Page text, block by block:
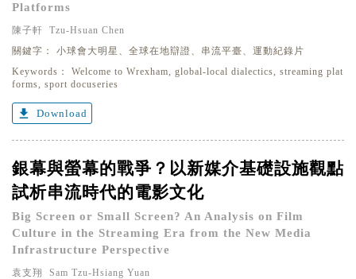
Platforms
陳子軒 Tzu-Hsuan Chen
關鍵字：
小球會大明星、全球在地辯證、串流平臺、運動紀錄片
Keywords：
Welcome to Wrexham, global-local dialectics, streaming plat
forms, sport docuseries
Download
get_app
銀幕與螢幕的戰爭？以新媒介基礎設施觀點
試析串流時代的電影文化
Big Screen or Small Screen? An Analysis on Film
Culture in the Streaming Era from the New Media
Infrastructure Perspective
袁支翔 Sam Tzu-Hsiang Yuan
記住帳號